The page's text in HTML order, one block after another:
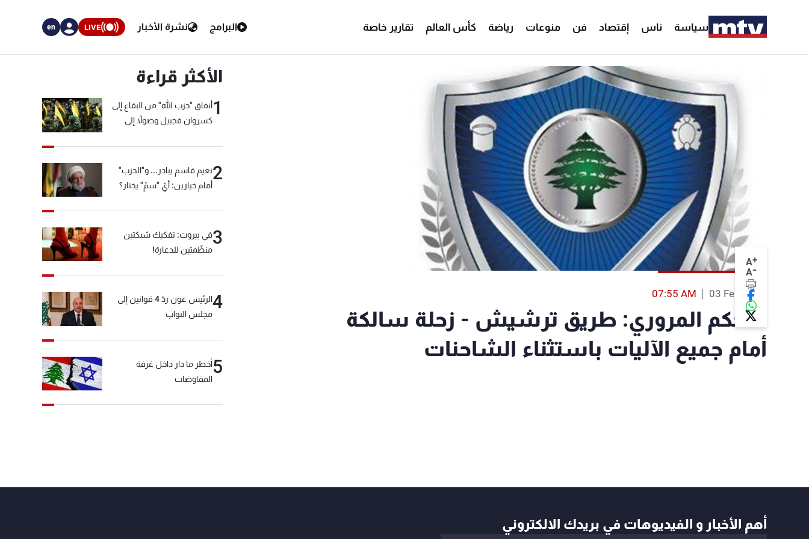
سياسة ناس إقتصاد فن منوعات رياضة كأس العالم تقارير خاصة البرامج نشرة الأخبار LIVE
en
A+
A-
03 Feb 2022
07:55 AM
التحكم المروري: طريق ترشيش - زحلة سالكة
أمام جميع الآليات باستثناء الشاحنات
الأكثر قراءة
1أنفاق "حزب الله" من البقاع إلى
كسروان فجبيل وصولاً إلى
2نعيم قاسم يبادر... و"الحزب"
أمام خيارين: أيّ "سمّ" يختار؟
3في بيروت: تفكيك شبكتين
منظّمتين للدعارة!
4
الرئيس عون ردّ 4 قوانين إلى
مجلس النواب
5أخطر ما دار داخل غرفة
المفاوضات
أهم الأخبار و الفيديوهات في بريدك الالكتروني